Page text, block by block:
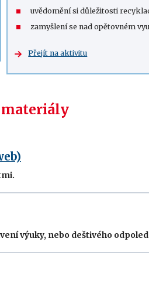
uvědomění si důležitosti
zamyšlení se nad opětovném
Přejít na aktivitu
materiály
výuky, nebo deštivého